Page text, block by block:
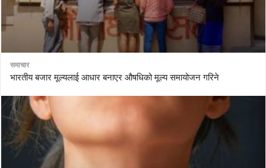
समाचार
भारतीय बजार मूल्यलाई आधार बनाएर औषधिको मूल्य समायोजन गरिने